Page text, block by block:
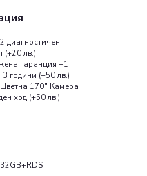
диагностичен
(+20 лв.)
гаранция +1
години (+50 лв.)
170" Камера
ход (+50 лв.)